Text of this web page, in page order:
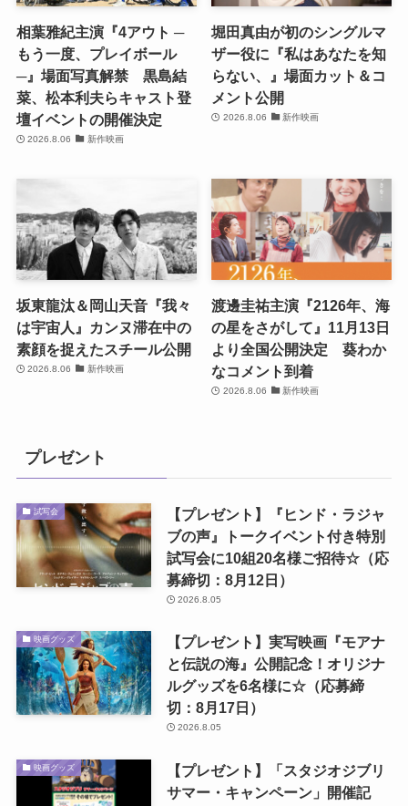
相葉雅紀主演『4アウト ─
もう一度、プレイボール
─』場面写真解禁 黒島結
菜、松本利夫らキャスト登
壇イベントの開催決定
2026.8.06 新作映画
堀田真由が初のシングルマ
ザー役に『私はあなたを知
らない、』場面カット＆コ
メント公開
2026.8.06 新作映画
坂東龍汰＆岡山天音『我々
は宇宙人』カンヌ滞在中の
素顔を捉えたスチール公開
2026.8.06 新作映画
渡邊圭祐主演『2126年、海
の星をさがして』11月13日
より全国公開決定 葵わか
なコメント到着
2026.8.06 新作映画
プレゼント
試写会
【プレゼント】『ヒンド・ラジャ
ブの声』トークイベント付き特別
試写会に10組20名様ご招待☆（応
募締切：8月12日）
2026.8.05
映画グッズ
【プレゼント】実写映画『モアナ
と伝説の海』公開記念！オリジナ
ルグッズを6名様に☆（応募締
切：8月17日）
2026.8.05
映画グッズ
【プレゼント】「スタジオジブリ
サマー・キャンペーン」開催記